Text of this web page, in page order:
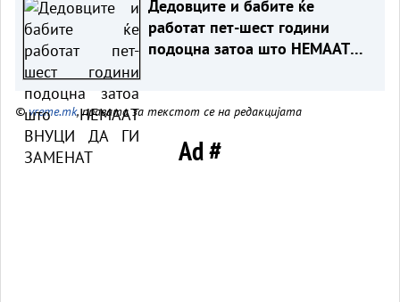
Дедовците и бабите ќе
работат пет-шест години
подоцна затоа што НЕМААТ
©vreme.mk, правата за текстот се на редакцијата
Ad #